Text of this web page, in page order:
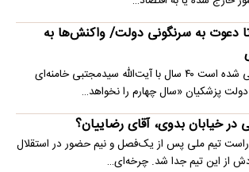
دعوت به سرنگونی دولت/ واکنش‌ها به
محمدباقر خرازی مدعی شده است ۴۰ سال با آیت‌الله سیدمجتبی خامنه‌ای
پزشکیان «سال چهارم را نخواهد…
خیابان بدوی، آقای رضاییان؟
راست تیم ملی پس از یک‌فصل و نیم حضور در استقلال
از این تیم جدا شد. چرخه‌ای…